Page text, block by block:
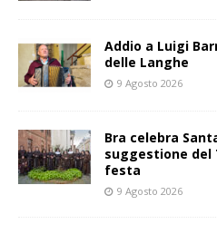
Addio a Luigi
delle Langhe
9 Agosto 2026
Bra celebra
suggestione del
festa
9 Agosto 2026